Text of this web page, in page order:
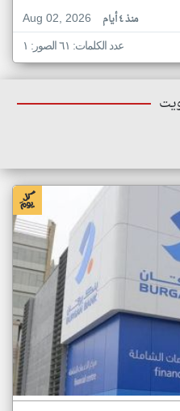
Aug 02, 2026
منذ ٤ أيام
عدد الكلمات: ٦١ الصور: ١